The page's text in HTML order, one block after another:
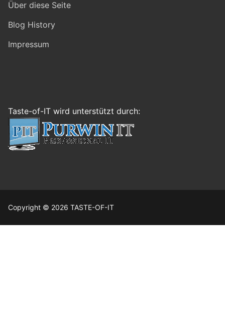
Über diese Seite
Blog History
Impressum
Taste-of-IT wird unterstützt durch:
Copyright © 2026 TASTE-OF-IT